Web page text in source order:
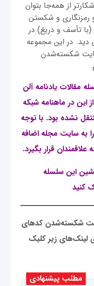
از همه‌جا بتوان
و رمزنگاری و شکستن
تأسف و دریغ) در
دید. در این مجموعه
شكسته‌شدن
مقالات یادنامه آلن
در ماهنامه شبکه
نشده بود. با توجه
به سایت مجله اضافه
قرار بگیرد.
این سلسله
کنید
شكسته‌شدن كدهای
لینک‌های زیر کلیک
مطلب پیشنهادی